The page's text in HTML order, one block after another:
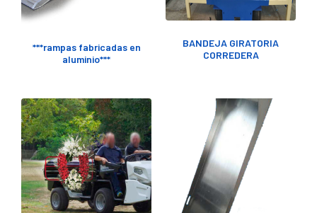
***rampas fabricadas en
aluminio***
BANDEJA GIRATORIA
CORREDERA